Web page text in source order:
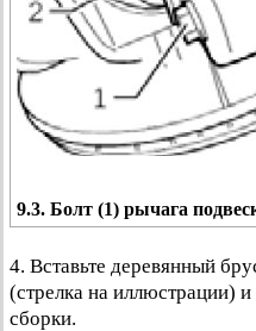
9.3. Болт (1) рычага
4. Вставьте деревянный
(стрелка на иллюстрации)
сборки.